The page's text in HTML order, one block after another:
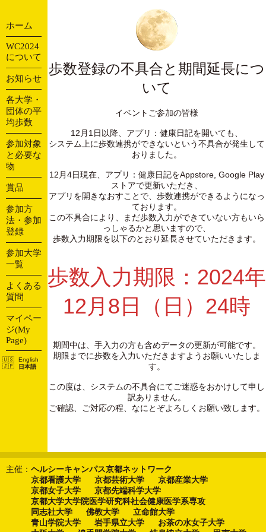
ホーム
WC2024
について
お知らせ
各大学・
団体の平
均歩数
参加対象
と必要な
物
賞品
参加方
法・参加
登録
参加大学
一覧
よくある
質問
マイペー
ジ(My
Page)
English
日本語
歩数登録の不具合と期間延長につ
いて
イベントご参加の皆様
12月1日以降、アプリ：健康日記を開いても、
システム上に歩数連携ができないという不具合が発生して
おりました。
12月4日現在、アプリ：健康日記をAppstore, Google Play
ストアで更新いただき、
アプリを開きなおすことで、歩数連携ができるようになっ
ております。
この不具合により、まだ歩数入力ができていない方もいら
っしゃるかと思いますので、
歩数入力期限を以下のとおり延長させていただきます。
歩数入力期限：2024年
12月8日（日）24時
期間中は、手入力の方も含めデータの更新が可能です。
期限までに歩数を入力いただきますようお願いいたしま
す。
この度は、システムの不具合にてご迷惑をおかけして申し
訳ありません。
ご確認、ご対応の程、なにとぞよろしくお願い致します。
主催： ヘルシーキャンパス京都ネットワーク
京都看護大学
京都芸術大学
京都産業大学
京都女子大学
京都先端科学大学
京都大学大学院医学研究科社会健康医学系専攻
同志社大学
佛教大学
立命館大学
青山学院大学
岩手県立大学
お茶の水女子大学